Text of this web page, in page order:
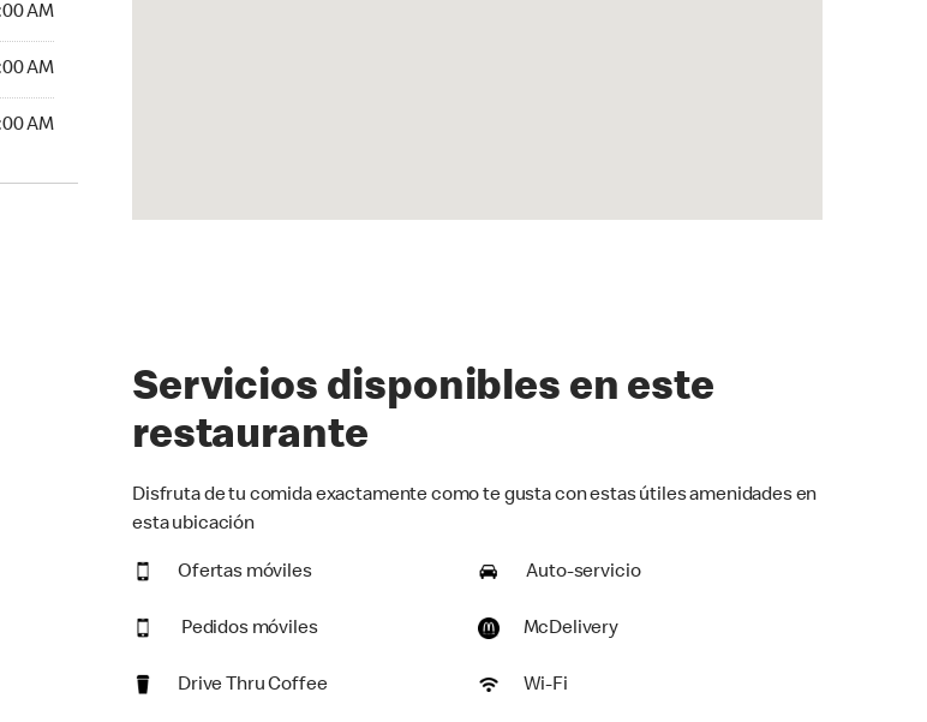
AM
AM
AM
Servicios disponibles en este
restaurante
Disfruta de tu comida exactamente como te gusta con estas útiles amenidades en
esta ubicación
Ofertas móviles Auto-servicio
Pedidos móviles McDelivery
Drive Thru Coffee Wi-Fi